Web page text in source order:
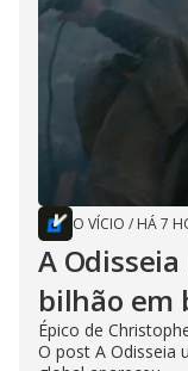
O VÍCIO / HÁ 7
A
bilhão em
Épico de
O post A Odisseia